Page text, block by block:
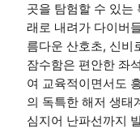
곳을 탐험할 수 있는
래로 내려가 다이버
름다운 산호초, 신비
잠수함은 편안한 좌
여 교육적이면서도
의 독특한 해저 생태
심지어 난파선까지